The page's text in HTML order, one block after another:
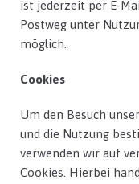
ist jederzeit per E-
Postweg unter
möglich.
Cookies
Um den Besuch
und die Nutzung
verwenden wir auf
Cookies. Hierbei